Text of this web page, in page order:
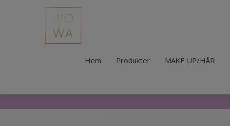
Hem Produkter MAKE UP/HÅR